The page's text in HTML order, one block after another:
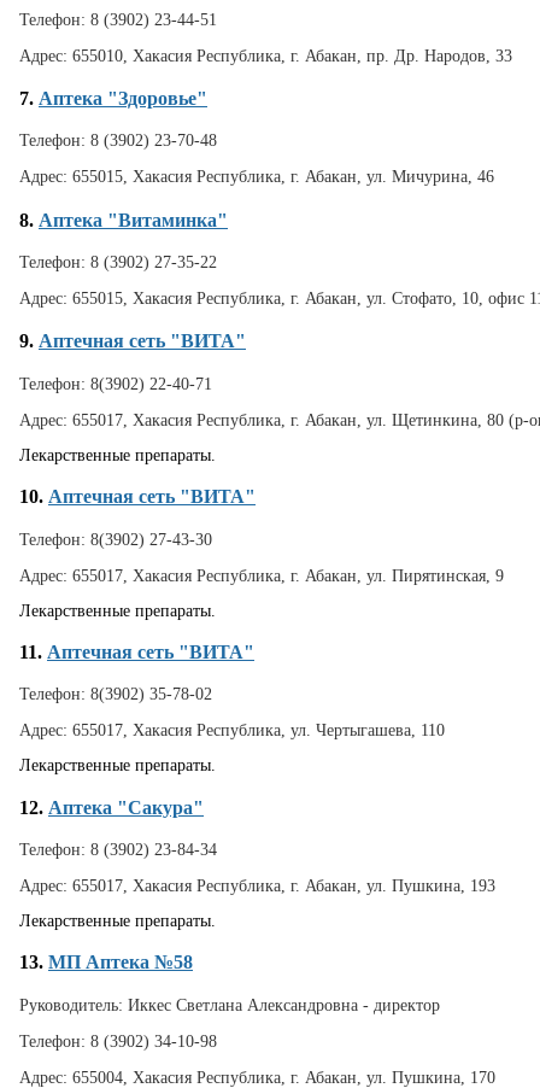
Телефон: 8 (3902) 23-44-51
Адрес: 655010, Хакасия Республика, г. Абакан, пр. Др. Народов, 33
7. Аптека "Здоровье"
Телефон: 8 (3902) 23-70-48
Адрес: 655015, Хакасия Республика, г. Абакан, ул. Мичурина, 46
8. Аптека "Витаминка"
Телефон: 8 (3902) 27-35-22
Адрес: 655015, Хакасия Республика, г. Абакан, ул. Стофато, 10, офис
9. Аптечная сеть "ВИТА"
Телефон: 8(3902) 22-40-71
Адрес: 655017, Хакасия Республика, г. Абакан, ул. Щетинкина, 80
Лекарственные препараты.
10. Аптечная сеть "ВИТА"
Телефон: 8(3902) 27-43-30
Адрес: 655017, Хакасия Республика, г. Абакан, ул. Пирятинская, 9
Лекарственные препараты.
11. Аптечная сеть "ВИТА"
Телефон: 8(3902) 35-78-02
Адрес: 655017, Хакасия Республика, ул. Чертыгашева, 110
Лекарственные препараты.
12. Аптека "Сакура"
Телефон: 8 (3902) 23-84-34
Адрес: 655017, Хакасия Республика, г. Абакан, ул. Пушкина, 193
Лекарственные препараты.
13. МП Аптека №58
Руководитель: Иккес Светлана Александровна - директор
Телефон: 8 (3902) 34-10-98
Адрес: 655004, Хакасия Республика, г. Абакан, ул. Пушкина, 170